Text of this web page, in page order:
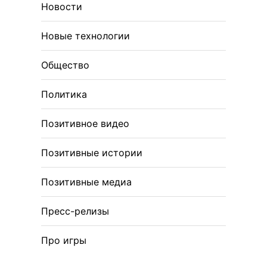
Новости
Новые технологии
Общество
Политика
Позитивное видео
Позитивные истории
Позитивные медиа
Пресс-релизы
Про игры